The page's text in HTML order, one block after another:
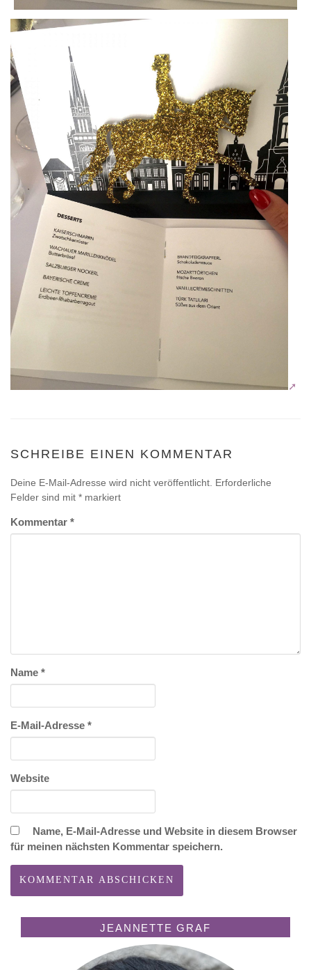
SCHREIBE EINEN KOMMENTAR
Deine E-Mail-Adresse wird nicht veröffentlicht. Erforderliche
Felder sind mit * markiert
Kommentar *
Name *
E-Mail-Adresse *
Website
Name, E-Mail-Adresse und Website in diesem Browser
für meinen nächsten Kommentar speichern.
JEANNETTE GRAF